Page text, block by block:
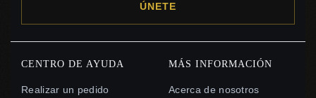
ÚNETE
CENTRO DE AYUDA
Realizar un pedido
MÁS INFORMACIÓN
Acerca de nosotros